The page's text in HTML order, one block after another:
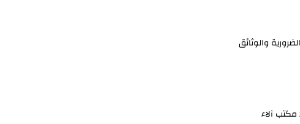
والوثائق
مكتب آلاء